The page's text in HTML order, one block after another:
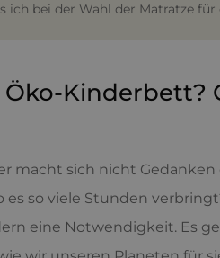
ich bei der Wahl der Matratze
Kinderbett?
macht sich nicht
es so viele Stunden
eine Notwendigkeit. Es